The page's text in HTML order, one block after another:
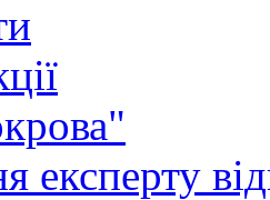
експерту